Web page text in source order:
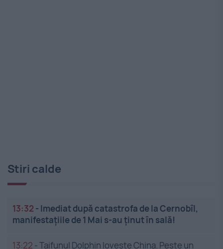
Stiri calde
13:32 - Imediat după catastrofa de la Cernobîl,
manifestațiile de 1 Mai s-au ținut în sală!
13:22 -Taifunul Dolphin lovește China. Peste un